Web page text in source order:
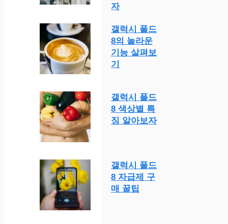
자
갤럭시 폴드
8의 놀라운
기능 살펴보
기
갤럭시 폴드
8 색상별 특
징 알아보자
갤럭시 폴드
8 자급제 구
매 꿀팁